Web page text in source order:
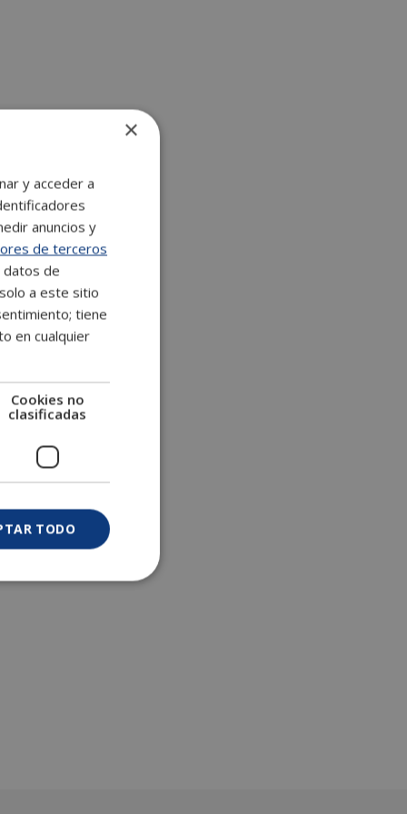
×
y acceder a
anuncios y
de terceros
datos de
a este sitio
tiene
en cualquier
Cookies no
clasificadas
TODO